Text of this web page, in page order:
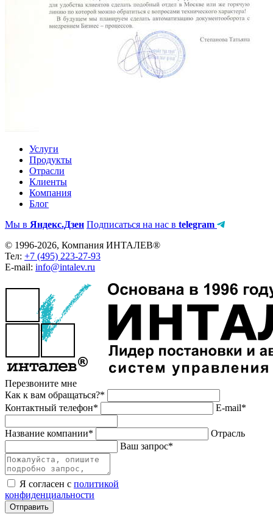
Услуги
Продукты
Отрасли
Клиенты
Компания
Блог
Мы в Яндекс.Дзен Подписаться на нас в telegram
© 1996-2026, Компания ИНТАЛЕВ®
Тел: +7 (495) 223-27-93
E-mail: info@intalev.ru
Перезвоните мне
Как к вам обращаться?*
Контактный телефон*
E-mail*
Название компании*
Отрасль
Ваш запрос*
Я согласен с политикой
конфиденциальности
Отправить